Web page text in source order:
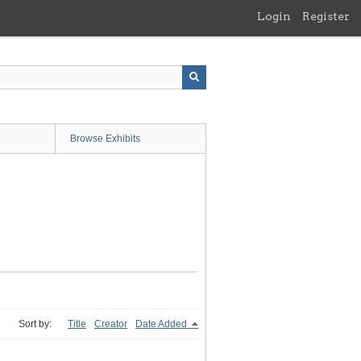
Login Register
Browse Exhibits
Sort by: Title Creator Date Added